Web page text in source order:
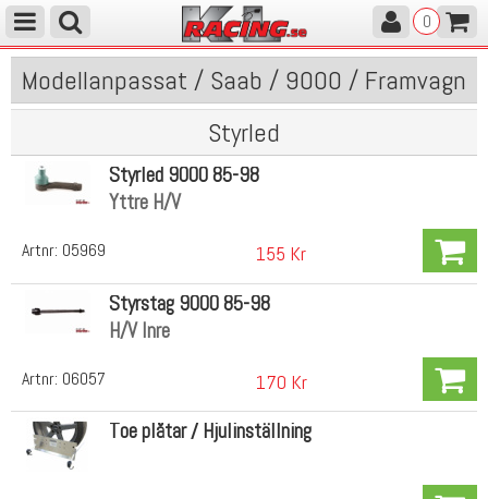
0
Modellanpassat / Saab / 9000 / Framvagn
Styrled
Artnr: 05969
Styrled 9000 85-98
Yttre H/V
155 Kr
Artnr: 06057
Styrstag 9000 85-98
H/V Inre
170 Kr
Toe plåtar / Hjulinställning